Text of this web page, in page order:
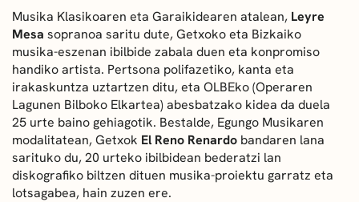
Musika Klasikoaren eta Garaikidearen atalean, Leyre
Mesa sopranoa saritu dute, Getxoko eta Bizkaiko
musika-eszenan ibilbide zabala duen eta konpromiso
handiko artista. Pertsona polifazetiko, kanta eta
irakaskuntza uztartzen ditu, eta OLBEko (Operaren
Lagunen Bilboko Elkartea) abesbatzako kidea da duela
25 urte baino gehiagotik. Bestalde, Egungo Musikaren
modalitatean, Getxok El Reno Renardo bandaren lana
sarituko du, 20 urteko ibilbidean bederatzi lan
diskografiko biltzen dituen musika-proiektu garratz eta
lotsagabea, hain zuzen ere.